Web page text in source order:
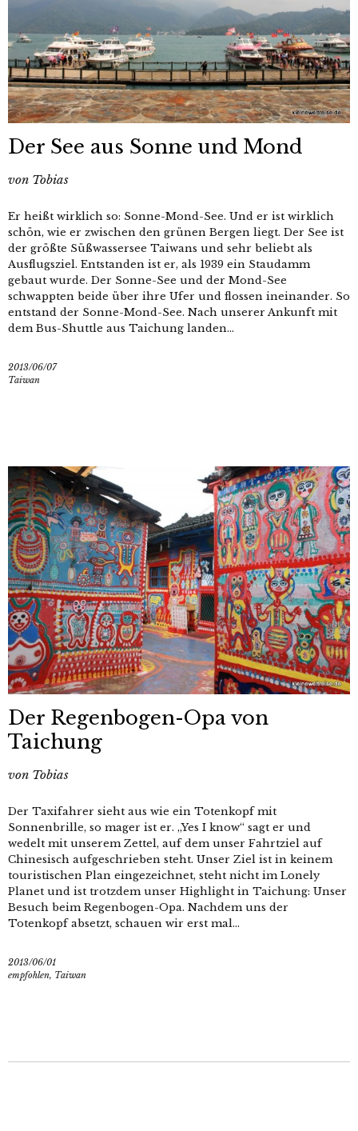
Der See aus Sonne und Mond
von Tobias
Er heißt wirklich so: Sonne-Mond-See. Und er ist wirklich
schön, wie er zwischen den grünen Bergen liegt. Der See ist
der größte Süßwassersee Taiwans und sehr beliebt als
Ausflugsziel. Entstanden ist er, als 1939 ein Staudamm
gebaut wurde. Der Sonne-See und der Mond-See
schwappten beide über ihre Ufer und flossen ineinander. So
entstand der Sonne-Mond-See. Nach unserer Ankunft mit
dem Bus-Shuttle aus Taichung landen...
2013/06/07
Taiwan
Der Regenbogen-Opa von
Taichung
von Tobias
Der Taxifahrer sieht aus wie ein Totenkopf mit
Sonnenbrille, so mager ist er. „Yes I know“ sagt er und
wedelt mit unserem Zettel, auf dem unser Fahrtziel auf
Chinesisch aufgeschrieben steht. Unser Ziel ist in keinem
touristischen Plan eingezeichnet, steht nicht im Lonely
Planet und ist trotzdem unser Highlight in Taichung: Unser
Besuch beim Regenbogen-Opa. Nachdem uns der
Totenkopf absetzt, schauen wir erst mal...
2013/06/01
empfohlen, Taiwan